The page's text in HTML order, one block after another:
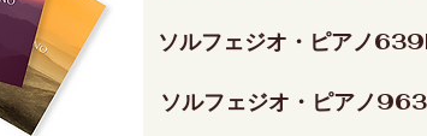
ソルフェジオ・ピアノ
ソルフェジオ・ピアノ